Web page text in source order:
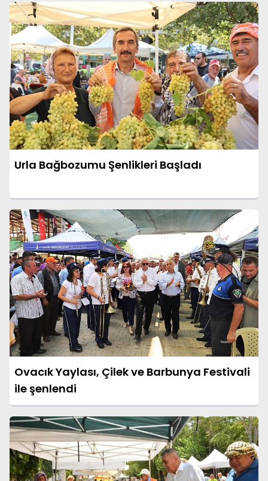
Urla Bağbozumu Şenlikleri Başladı
Ovacık Yaylası, Çilek ve Barbunya Festivali
ile şenlendi